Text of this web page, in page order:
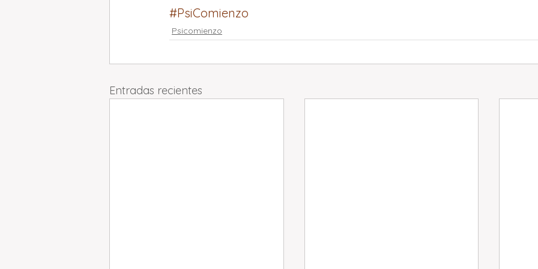
#PsiComienzo
Psicomienzo
Entradas recientes